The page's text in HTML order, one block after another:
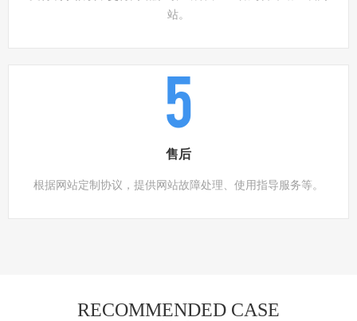
站。
5
售后
根据网站定制协议，提供网站故障处理、使用指导服务等。
RECOMMENDED CASE